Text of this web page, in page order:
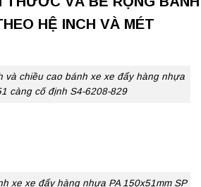
HỆ INCH VÀ MÉT
và chiều cao bánh xe xe đẩy hàng nhựa
càng cố định S4-6208-829
xe xe đẩy hàng nhựa PA 150x51mm SP